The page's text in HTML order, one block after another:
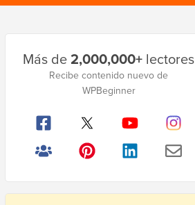
lateral
Más de2,000,000+ lectores
Recibe contenido nuevo de
WPBeginner